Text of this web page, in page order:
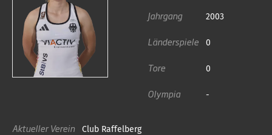
Jahrgang 2003
Länderspiele 0
Tore 0
Olympia -
Aktueller Verein Club Raffelberg